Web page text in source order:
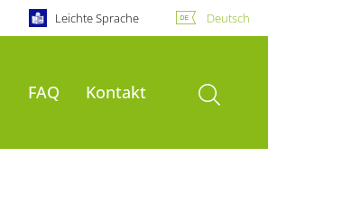
Leichte Sprache Deutsch
FAQ Kontakt Suche öffnen